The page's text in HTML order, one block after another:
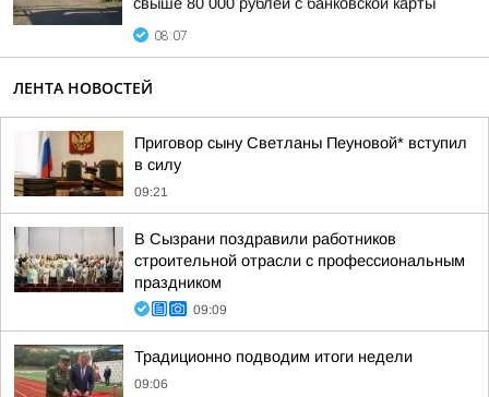
08:07
ЛЕНТА НОВОСТЕЙ
Приговор сыну Светланы Пеуновой* вступил
в силу
09:21
В Сызрани поздравили работников
строительной отрасли с профессиональным
праздником
09:09
Традиционно подводим итоги недели
09:06